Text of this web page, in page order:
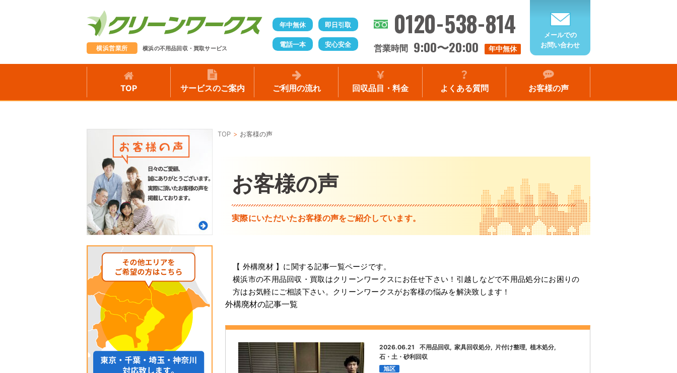
横浜営業所 横浜の不用品回収・買取サービス
年中無休 即日引取
電話一本 安心安全
0120-538-814
営業時間 9:00〜20:00 年中無休
メールでの
お問い合わせ
TOP サービスのご案内 ご利用の流れ 回収品目・料金 よくある質問 お客様の声
TOP お客様の声
お客様の声
実際にいただいたお客様の声をご紹介しています。
【 外構廃材 】に関する記事一覧ページです。
横浜市の不用品回収・買取はクリーンワークスにお任せ下さい！引越しなどで不用品処分にお困りの
方はお気軽にご相談下さい。クリーンワークスがお客様の悩みを解決致します！
外構廃材の記事一覧
2026.06.21 不用品回収 家具回収処分 片付け整理 植木処分
石・土・砂利回収
旭区